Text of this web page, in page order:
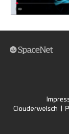
Clouderwelsch |